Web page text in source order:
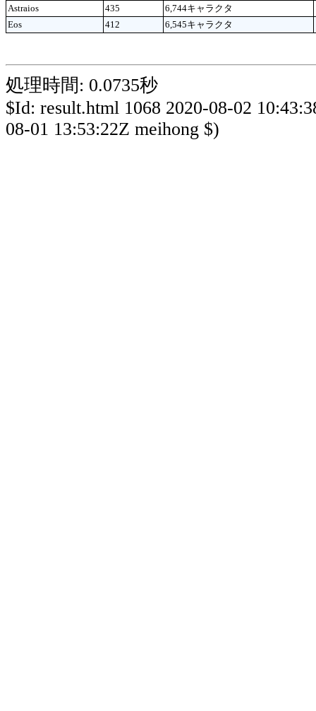
Astraios 435 6,744キャラクタ
Eos
412 6,545キャラクタ
処理時間: 0.0735秒
$Id: result.html 1068 2020-08-02
08-01 13:53:22Z meihong $)